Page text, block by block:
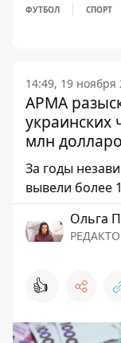
ФУТБОЛ СПОРТ
14:49, 19 ноября
АРМА
украинских
млн
За годы
вывели более
Ольга
👍